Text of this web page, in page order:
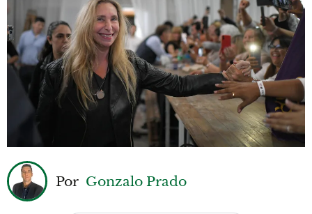
Por Gonzalo Prado